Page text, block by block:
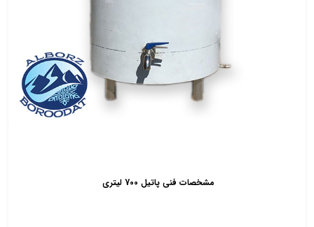
مشخصات فنی پاتیل 700 لیتری